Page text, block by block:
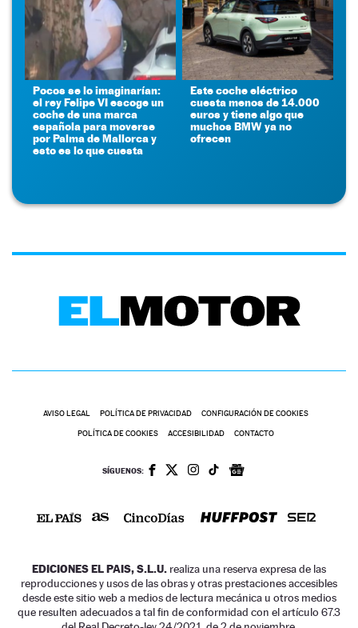
Pocos se lo imaginarían:
el rey Felipe VI escoge un
coche de una marca
española para moverse
por Palma de Mallorca y
esto es lo que cuesta
Este coche eléctrico
cuesta menos de 14.000
euros y tiene algo que
muchos BMW ya no
ofrecen
AVISO LEGAL POLÍTICA DE PRIVACIDAD CONFIGURACIÓN DE COOKIES
POLÍTICA DE COOKIES ACCESIBILIDAD CONTACTO
SÍGUENOS:
EDICIONES EL PAIS, S.L.U. realiza una reserva expresa de las
reproducciones y usos de las obras y otras prestaciones accesibles
desde este sitio web a medios de lectura mecánica u otros medios
que resulten adecuados a tal fin de conformidad con el artículo 67.3